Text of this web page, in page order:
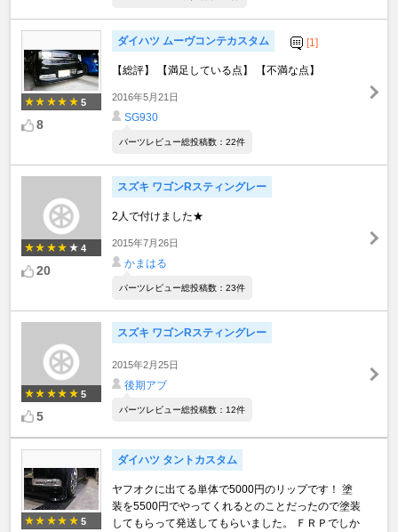
5
8
ダイハツ ムーヴコンテカスタム [1]
【総評】 【満足している点】 【不満な点】
2016年5月21日
SG930
パーツレビュー総投稿数：22件
4
20
スズキ ワゴンRスティングレー
2人で付けました★
2015年7月26日
かまはる
パーツレビュー総投稿数：23件
5
5
スズキ ワゴンRスティングレー
2015年2月25日
後期アブ
パーツレビュー総投稿数：12件
5
ダイハツ タントカスタム
ヤフオクに出てる単体で5000円のリップです！ 塗
装を5500円でやってくれるとのことだったので塗装
してもらって発送してもらいました。 ＦＲＰでしか